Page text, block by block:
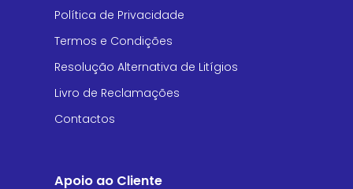
Política de Privacidade
Termos e Condições
Resolução Alternativa de Litígios
Livro de Reclamações
Contactos
Apoio ao Cliente